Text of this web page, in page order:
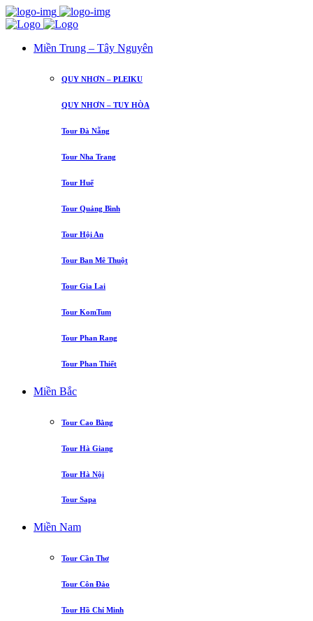
Miền Trung – Tây Nguyên
QUY NHƠN – PLEIKU
QUY NHƠN – TUY HÒA
Tour Đà Nẵng
Tour Nha Trang
Tour Huế
Tour Quảng Bình
Tour Hội An
Tour Ban Mê Thuột
Tour Gia Lai
Tour KomTum
Tour Phan Rang
Tour Phan Thiết
Miền Bắc
Tour Cao Bằng
Tour Hà Giang
Tour Hà Nội
Tour Sapa
Miền Nam
Tour Cần Thơ
Tour Côn Đảo
Tour Hồ Chí Minh